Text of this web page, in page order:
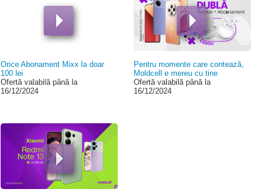
Orice Abonament Mixx la doar
100 lei
Ofertă valabilă până la
16/12/2024
Pentru momente care contează,
Moldcell e mereu cu tine
Ofertă valabilă până la
16/12/2024